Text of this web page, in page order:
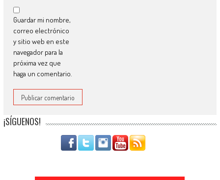
Guardar mi nombre,
correo electrónico
y sitio web en este
navegador para la
próxima vez que
haga un comentario.
¡SÍGUENOS!